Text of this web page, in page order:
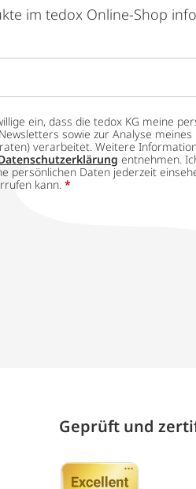
im tedox Online-Shop
ein, dass die tedox KG meine
sowie zur Analyse
verarbeitet. Weitere
entnehmen.
persönlichen Daten jederzeit
kann. *
Geprüft und